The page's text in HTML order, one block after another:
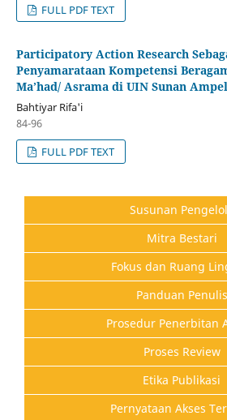
FULL PDF TEXT
Participatory Action Research
Penyamarataan Kompetensi
Ma’had/ Asrama di UIN Sunan
Bahtiyar Rifa'i
84-96
FULL PDF TEXT
Susunan
Mitra Bestari
Fokus dan Ruang
Panduan Penulis
Prosedur Penerbitan
Proses Review
Etika Publikasi
Pernyataan Akses